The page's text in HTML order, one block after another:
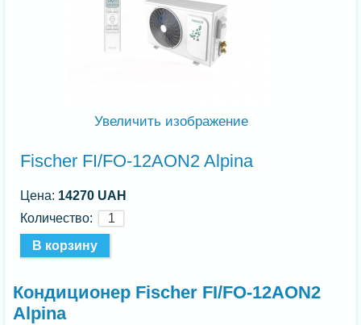
Увеличить изображение
Fischer FI/FO-12AON2 Alpina
Цена: 14270 UAH
Количество:
Кондиционер Fischer FI/FO-12AON2
Alpina